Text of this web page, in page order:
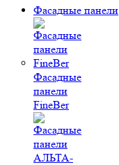
Фасадные панели
Фасадные
панели
FineBer